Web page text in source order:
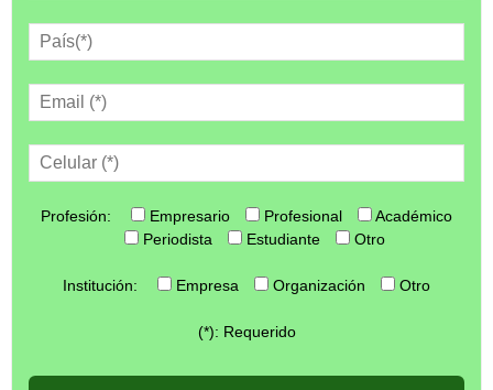
Profesión: Empresario Profesional
Académico
Periodista
Estudiante Otro
Institución: Empresa Organización Otro
(*): Requerido